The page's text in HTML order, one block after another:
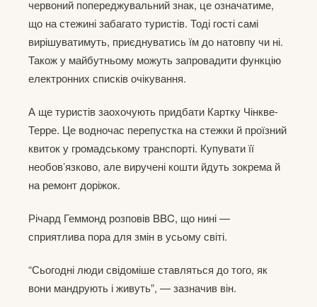
червоний попереджувальний знак, це означатиме,
що на стежині забагато туристів. Тоді гості самі
вирішуватимуть, приєднуватись їм до натовпу чи ні.
Також у майбутньому можуть запровадити функцію
електронних списків очікування.
А ще туристів заохочують придбати Картку Чінкве-
Терре. Це водночас перепустка на стежки й проїзний
квиток у громадському транспорті. Купувати її
необов’язково, але виручені кошти йдуть зокрема й
на ремонт доріжок.
Річард Геммонд розповів BBC, що нині —
сприятлива пора для змін в усьому світі.
“Сьогодні люди свідоміше ставляться до того, як
вони мандрують і живуть”, — зазначив він.